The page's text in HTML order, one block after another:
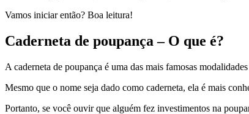
Vamos iniciar então? Boa leitura!
Caderneta de poupança – O que é?
A caderneta de poupança é uma das mais famosas
Mesmo que o nome seja dado como caderneta, ela é mais
Portanto, se você ouvir que alguém fez investimentos na